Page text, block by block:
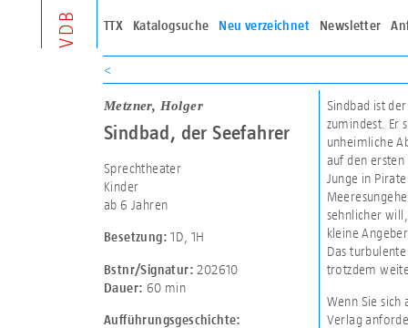
VDB TTX Katalogsuche Neu verzeichnet Newsletter
<
Metzner, Holger
Sindbad, der Seefahrer
Sprechtheater
Kinder
ab 6 Jahren
Besetzung: 1D 1H
Bstnr/Signatur: 202610
Dauer: 60 min
Aufführungsgeschichte:
Sindbad ist
zumindest. Er
unheimliche
auf den
Junge in
sehnlicher
kleine
Das
trotzdem
Wenn Sie sich
Verlag